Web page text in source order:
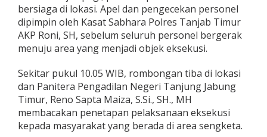
A
p
a
r
a
a
w
a
l
e
bersiaga di lokasi. Apel dan pengecekan personel
dipimpin oleh Kasat Sabhara Polres Tanjab Timur
AKP Roni, SH, sebelum seluruh personel bergerak
menuju area yang menjadi objek eksekusi.
Sekitar pukul 10.05 WIB, rombongan tiba di lokasi
dan Panitera Pengadilan Negeri Tanjung Jabung
Timur, Reno Sapta Maiza, S.Si., SH., MH
membacakan penetapan pelaksanaan eksekusi
kepada masyarakat yang berada di area sengketa.